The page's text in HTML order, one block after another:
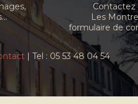
Les
formulaire de
| Tel : 05 53 48 04 54